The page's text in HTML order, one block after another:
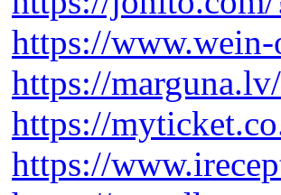
https://
https://
https://
https://